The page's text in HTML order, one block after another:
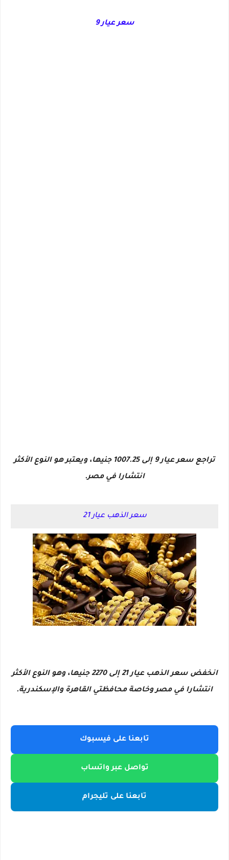
سعر عيار 9
تراجع سعر عيار 9 إلى 1007.25 جنيها، ويعتبر هو النوع الأكثر
انتشارا في مصر.
سعر الذهب عيار 21
انخفض سعر الذهب عيار 21 إلى 2270 جنيها، وهو النوع الأكثر
انتشارا في مصر وخاصة محافظتي القاهرة والإسكندرية.
تابعنا على فيسبوك
تواصل عبر واتساب
تابعنا على تليجرام